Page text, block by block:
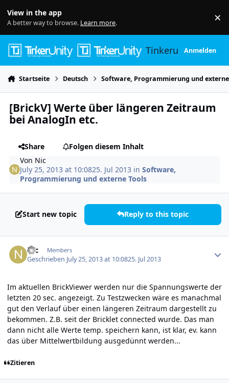
View in the app
A better way to browse. Learn more. ×
TinkerunityAnmelden
Startseite Deutsch Software, Programmierung und
[BrickV] Werte über längeren Zeitraum
bei AnalogIn etc.
Share
Folgen diesem Inhalt
Von Nic
July 25, 2013 at 10:0825. Jul 2013 inSoftware,
Programmierung und externe Tools
Start new topic Reply to this topic
Nic Members
Geschrieben July 25, 2013 at 10:0825. Jul 2013
Im aktuellen BrickViewer werden nur die Spannungswerte der
letzten 20 sec. angezeigt. Zu Testzwecken wäre es manachmal
gut den Verlauf über einen längeren Zeitraum dargestellt zu
bekommen. Z.B. seit der Bricklet connected wurde. Das man
dann nicht alle Werte temp. speichern kann, ist klar, ev. kann
das über Mittelwertbildung ausgedünnt werden...
Zitieren